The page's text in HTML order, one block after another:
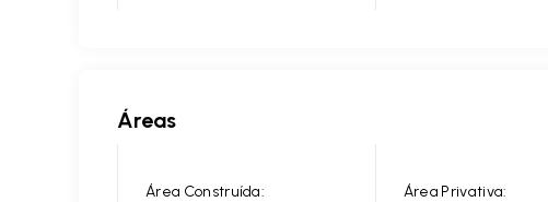
Áreas
Área Construída:
Área Privativa: